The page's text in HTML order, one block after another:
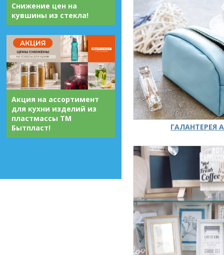
Снижение цен на
кувшины из стекла!
Акция на ассортимент
для кухни изделий из
пластмассы ТМ
Бытпласт!
ГАЛАНТЕРЕЯ